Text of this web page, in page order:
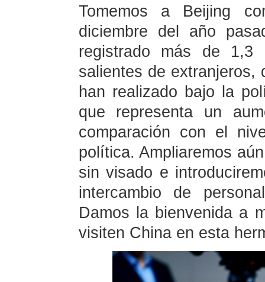
Tomemos a Beijing
diciembre del año
registrado más de 1,3
salientes de extranjeros,
han realizado bajo la
que representa un
comparación con el
política. Ampliaremos
sin visado e
intercambio de
Damos la bienvenida a
visiten China en esta